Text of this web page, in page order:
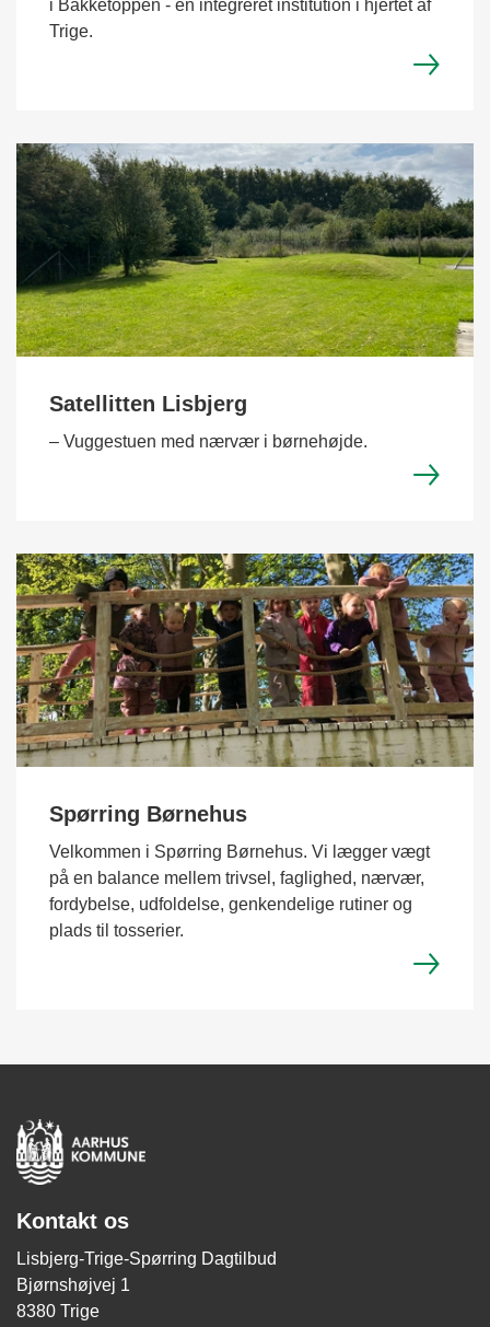
i Bakketoppen - en integreret institution i hjertet af
Trige.
Satellitten Lisbjerg
– Vuggestuen med nærvær i børnehøjde.
Spørring Børnehus
Velkommen i Spørring Børnehus. Vi lægger vægt
på en balance mellem trivsel, faglighed, nærvær,
fordybelse, udfoldelse, genkendelige rutiner og
plads til tosserier.
Kontakt os
Lisbjerg-Trige-Spørring Dagtilbud
Bjørnshøjvej 1
8380 Trige